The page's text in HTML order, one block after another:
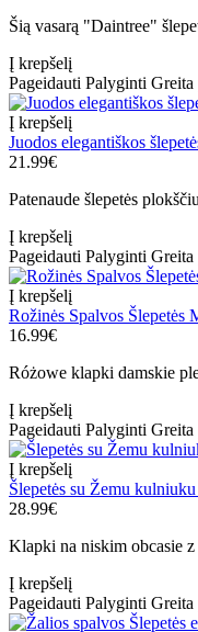
Šią vasarą "Daintree"
Į krepšelį
Pageidauti Palyginti Greita
Į krepšelį
Juodos elegantiškos
21.99€
Patenaude šlepetės
Į krepšelį
Pageidauti Palyginti Greita
Į krepšelį
Rožinės Spalvos Šlepetės
16.99€
Różowe klapki damskie
Į krepšelį
Pageidauti Palyginti Greita
Į krepšelį
Šlepetės su Žemu
28.99€
Klapki na niskim obcasie
Į krepšelį
Pageidauti Palyginti Greita